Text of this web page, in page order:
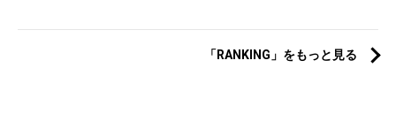
「RANKING」をもっと見る